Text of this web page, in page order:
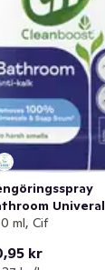
Univeral
ml, Cif
kr